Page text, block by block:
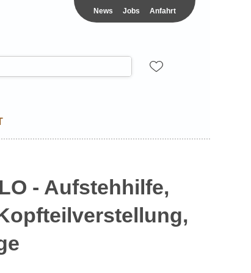
News Jobs Anfahrt
- Aufstehhilfe,